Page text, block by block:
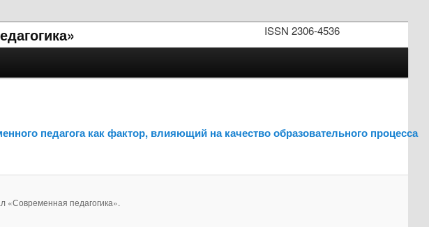
ISSN 2306-4536
педагога как фактор, влияющий на качество образовательного процесса
«Современная педагогика».